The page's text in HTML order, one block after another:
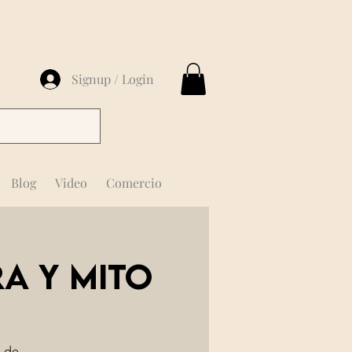
Blog Video Comercio
Signup / Login
y mito